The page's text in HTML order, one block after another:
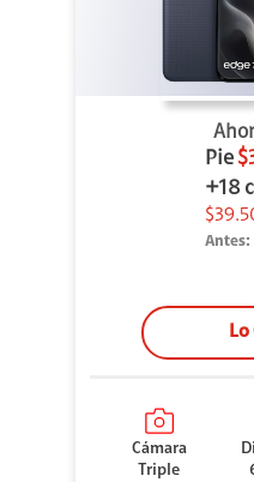
Pie
+18
Antes:
Lo
Cámara
Triple